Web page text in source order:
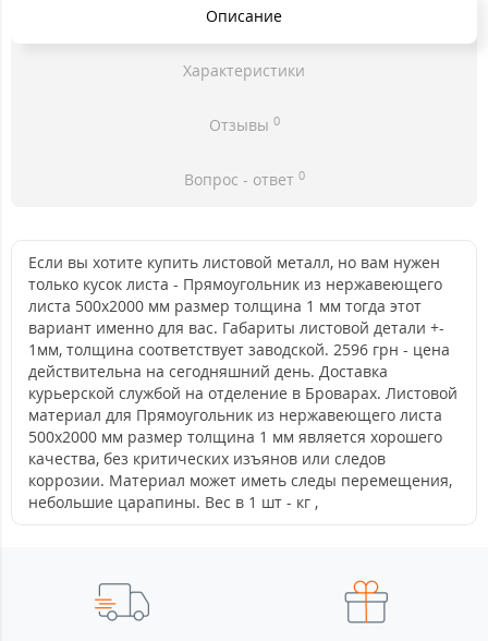
Описание
Характеристики
Отзывы 0
Вопрос - ответ 0
Если вы хотите купить листовой металл, но вам нужен
только кусок листа - Прямоугольник из нержавеющего
листа 500х2000 мм размер толщина 1 мм тогда этот
вариант именно для вас. Габариты листовой детали +-
1мм, толщина соответствует заводской. 2596 грн - цена
действительна на сегодняшний день. Доставка
курьерской службой на отделение в Броварах. Листовой
материал для Прямоугольник из нержавеющего листа
500х2000 мм размер толщина 1 мм является хорошего
качества, без критических изъянов или следов
коррозии. Материал может иметь следы перемещения,
небольшие царапины. Вес в 1 шт - кг ,